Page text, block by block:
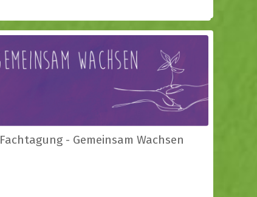
Fachtagung - Gemeinsam Wachsen